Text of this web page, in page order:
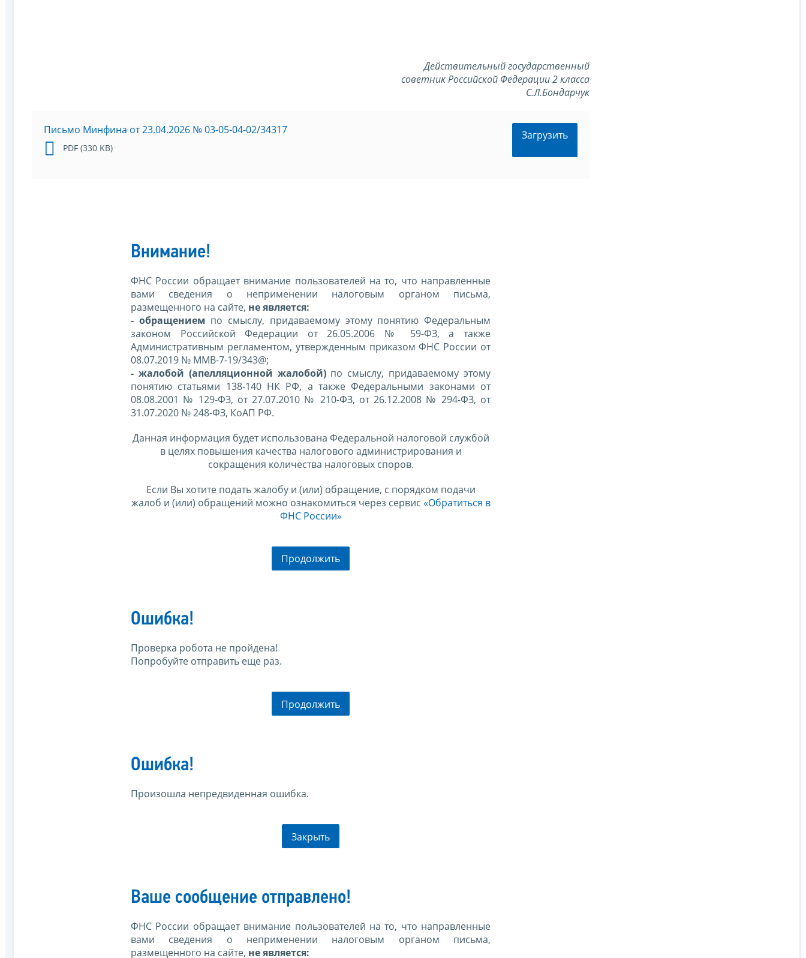
Действительный государственный
советник Российской Федерации 2 класса
С.Л.Бондарчук
Письмо Минфина от 23.04.2026 № 03-05-04-02/34317
PDF (330 KB)
Загрузить
Внимание!
ФНС России обращает внимание пользователей на то, что направленные
вами сведения о неприменении налоговым органом письма,
размещенного на сайте, не является:
- обращением по смыслу, придаваемому этому понятию Федеральным
законом Российской Федерации от 26.05.2006 № 59-ФЗ, а также
Административным регламентом, утвержденным приказом ФНС России от
08.07.2019 № ММВ-7-19/343@;
- жалобой (апелляционной жалобой)по смыслу, придаваемому этому
понятию статьями 138-140 НК РФ, а также Федеральными законами от
08.08.2001 № 129-ФЗ, от 27.07.2010 № 210-ФЗ, от 26.12.2008 № 294-ФЗ, от
31.07.2020 № 248-ФЗ, КоАП РФ.
Данная информация будет использована Федеральной налоговой службой
в целях повышения качества налогового администрирования и
сокращения количества налоговых споров.
Если Вы хотите подать жалобу и (или) обращение, с порядком подачи
жалоб и (или) обращений можно ознакомиться через сервис «Обратиться в
ФНС России»
Продолжить
Ошибка!
Проверка робота не пройдена!
Попробуйте отправить еще раз.
Продолжить
Ошибка!
Произошла непредвиденная ошибка.
Закрыть
Ваше сообщение отправлено!
ФНС России обращает внимание пользователей на то, что направленные
вами сведения о неприменении налоговым органом письма,
размещенного на сайте, не является: